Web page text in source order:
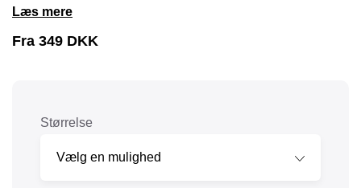
Læs mere
Fra 349 DKK
Størrelse